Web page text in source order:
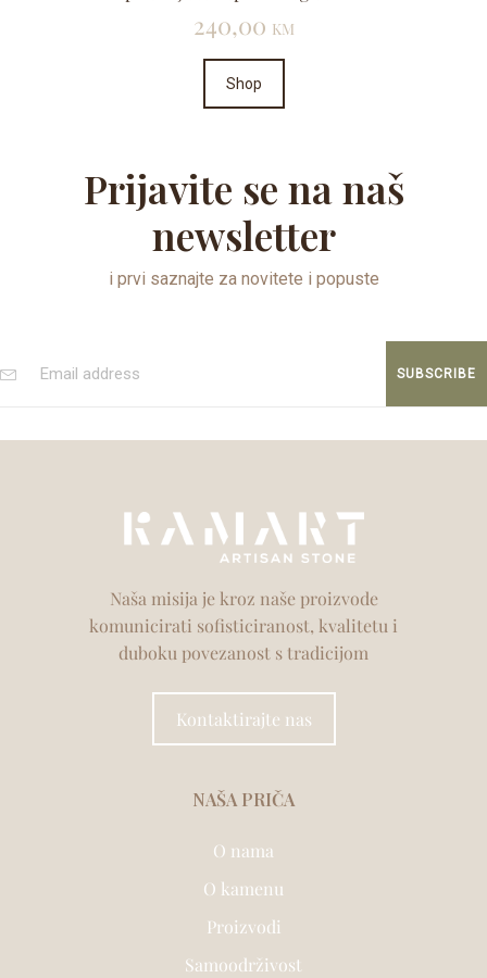
240,00 KM
Shop
Prijavite se na naš
newsletter
i prvi saznajte za novitete i popuste
Naša misija je kroz naše proizvode
komunicirati sofisticiranost, kvalitetu i
duboku povezanost s tradicijom
Kontaktirajte nas
NAŠA PRIČA
O nama
O kamenu
Proizvodi
Samoodrživost